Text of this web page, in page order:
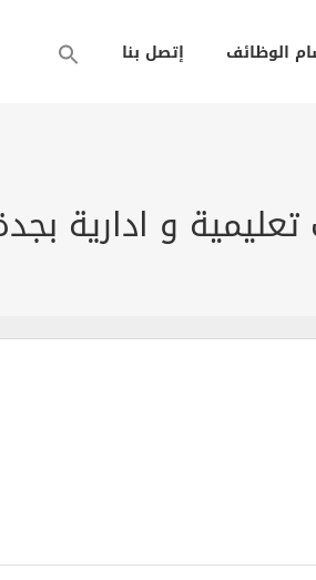
الوظائف إتصل بنا
و ادارية